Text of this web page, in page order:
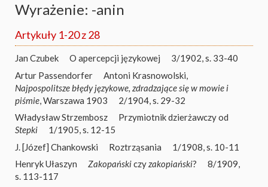
Wyrażenie: -anin
Artykuły 1-20 z 28
Jan Czubek O apercepcji językowej
3/1902, s. 33-40
Artur Passendorfer
Antoni Krasnowolski,
Najpospolitsze błędy językowe, zdradzające się w mowie i
piśmie , Warszawa 1903
2/1904, s. 29-32
Władysław Strzembosz
Przymiotnik dzierżawczy od
Stepki
1/1905, s. 12-15
J. [Józef] Chankowski
Roztrząsania
1/1908, s. 10-11
Henryk Ułaszyn
Zakopańskiczyzakopiański?
8/1909,
s. 113-117